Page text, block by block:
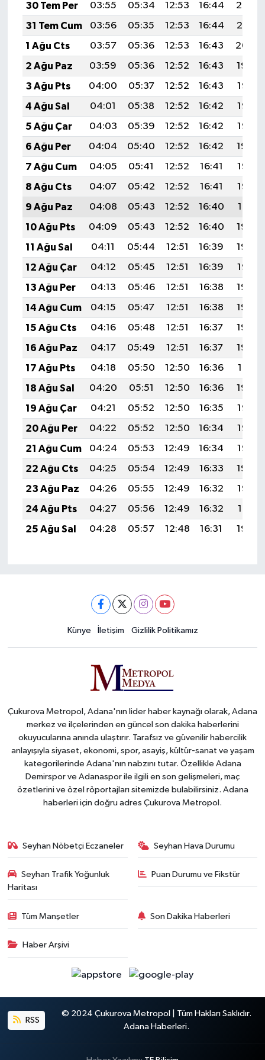
30 Tem Per
03:55 05:34 12:53 16:44
20:02
31 Tem Cum
03:56 05:35 12:53 16:44
20:01
1 Ağu Cts
03:57 05:36 12:53 16:43
20:00
2 Ağu Paz
03:59 05:36 12:52 16:43
19:59
3 Ağu Pts
04:00 05:37 12:52 16:43
19:58
4 Ağu Sal
04:01 05:38 12:52 16:42
19:57
5 Ağu Çar
04:03 05:39 12:52 16:42
19:55
6 Ağu Per
04:04 05:40 12:52 16:42
19:54
7 Ağu Cum
04:05 05:41 12:52 16:41
19:53
8 Ağu Cts
04:07 05:42 12:52 16:41
19:52
9 Ağu Paz
04:08 05:43 12:52 16:40
19:51
10 Ağu Pts
04:09 05:43 12:52 16:40
19:50
11 Ağu Sal
04:11 05:44 12:51 16:39
19:49
12 Ağu Çar
04:12 05:45 12:51 16:39
19:47
13 Ağu Per
04:13 05:46 12:51 16:38
19:46
14 Ağu Cum
04:15 05:47 12:51 16:38
19:45
15 Ağu Cts
04:16 05:48 12:51 16:37
19:44
16 Ağu Paz
04:17 05:49 12:51 16:37
19:42
17 Ağu Pts
04:18 05:50 12:50 16:36
19:41
18 Ağu Sal
04:20 05:51 12:50 16:36
19:40
19 Ağu Çar
04:21 05:52 12:50 16:35
19:38
20 Ağu Per
04:22 05:52 12:50 16:34
19:37
21 Ağu Cum
04:24 05:53 12:49 16:34
19:36
22 Ağu Cts
04:25 05:54 12:49 16:33
19:34
23 Ağu Paz
04:26 05:55 12:49 16:32
19:33
24 Ağu Pts
04:27 05:56 12:49 16:32
19:31
25 Ağu Sal
04:28 05:57 12:48 16:31 19:30
Künye İletişim Gizlilik Politikamız
Çukurova Metropol, Adana'nın lider haber kaynağı olarak, Adana
merkez ve ilçelerinden en güncel son dakika haberlerini
okuyucularına anında ulaştırır. Tarafsız ve güvenilir habercilik
anlayışıyla siyaset, ekonomi, spor, asayiş, kültür-sanat ve yaşam
kategorilerinde Adana'nın nabzını tutar. Özellikle Adana
Demirspor ve Adanaspor ile ilgili en son gelişmeleri, maç
özetlerini ve özel röportajları sitemizde bulabilirsiniz. Adana
haberleri için doğru adres Çukurova Metropol.
Seyhan Nöbetçi Eczaneler Seyhan Hava Durumu
Seyhan Trafik Yoğunluk
Haritası
Puan Durumu ve Fikstür
Tüm Manşetler Son Dakika Haberleri
Haber Arşivi
RSS
© 2024 Çukurova Metropol | Tüm Hakları Saklıdır.
Adana Haberleri.